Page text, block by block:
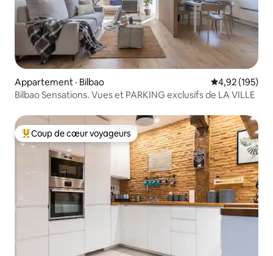
Appartement · Bilbao Note
4,92 (195)
Bilbao Sensations. Vues et PARKING exclusifs de LA VILLE
Coup de cœur voyageurs parmi les plus aimés
Coup de cœur voyageurs